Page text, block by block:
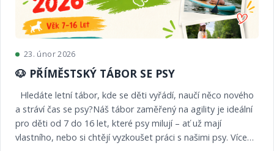
23. únor 2026
🐶 PŘÍMĚSTSKÝ TÁBOR SE PSY
Hledáte letní tábor, kde se děti vyřádí, naučí něco nového
a stráví čas se psy?Náš tábor zaměřený na agility je ideální
pro děti od 7 do 16 let, které psy milují – ať už mají
vlastního, nebo si chtějí vyzkoušet práci s našimi psy. Více